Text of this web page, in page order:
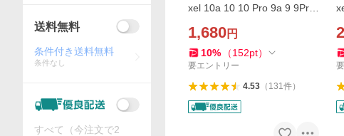
xel 10a 10 10 Pro 9a 9 9Pro
帳型 ケース カバー カード収
納 ストラップ付 フタピタッ
マグネット内蔵
1,680円
10% （152pt）
要エントリー
4.53（ 131件）
送料無料
条件付き送料無料
条件なし
すべて（今注文で2